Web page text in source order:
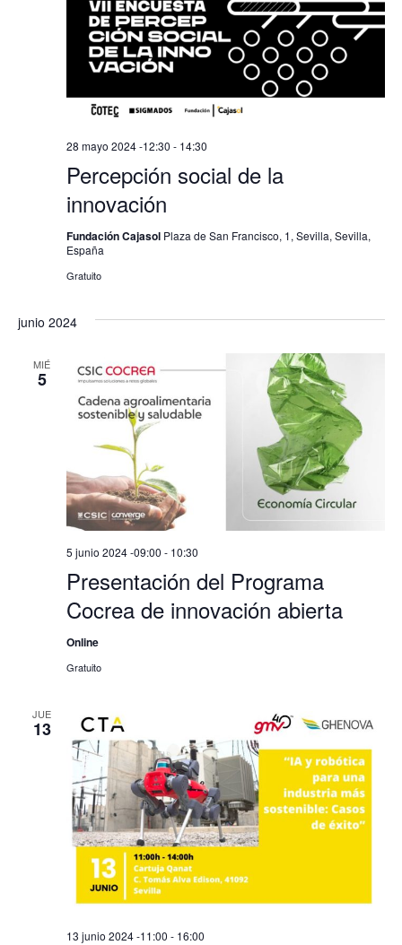
Percepción social de la
innovación
28 mayo 2024 -12:30 - 14:30
Fundación Cajasol Plaza de San Francisco, 1, Sevilla, Sevilla,
España
Gratuito
junio 2024
MIÉ
5
Presentación del Programa
Cocrea de innovación abierta
5 junio 2024 -09:00 - 10:30
Online
Gratuito
JUE
13
13 junio 2024 -11:00 - 16:00